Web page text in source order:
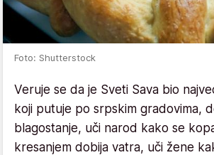
Foto: Shutterstock
Veruje se da je Sveti Sava bio
koji putuje po srpskim gradovima,
blagostanje, uči narod kako se
kresanjem dobija vatra, uči žene